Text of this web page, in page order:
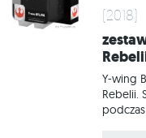
(2018)
Zestaw dodatkowy frakcji Sojuszu
Y-wing
Rebelii.